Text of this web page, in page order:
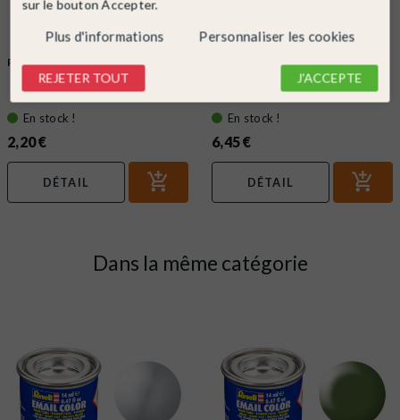
REVELL
Ref. 32101
Vernis brillant, 14ml Email Color -
REVELL 32101
En stock !
2,20 €
DÉTAIL
Ref. 39612
Diluant Color Mix, 100ml, Email
Color - REVELL 39612
En stock !
6,45 €
DÉTAIL
Dans la même catégorie
sur le bouton Accepter.
Plus d'informations Personnaliser les cookies
REJETER TOUT J'ACCEPTE